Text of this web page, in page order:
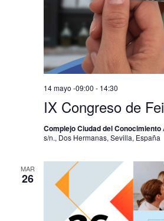
IX Congreso de
14 mayo -09:00 - 14:30
Complejo Ciudad del Conocimiento
s/n., Dos Hermanas, Sevilla, España
MAR
26